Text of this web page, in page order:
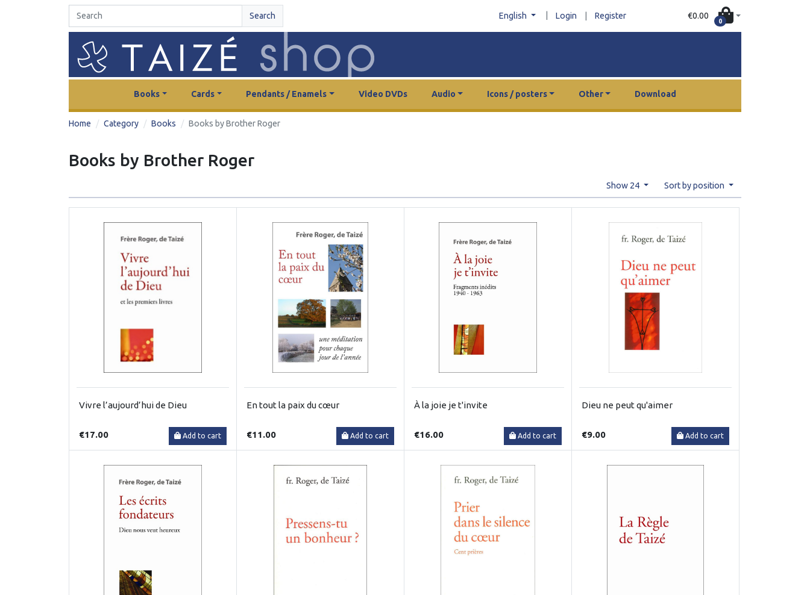
Search English Login Register €0.00
0
Books Cards Pendants / Enamels Video DVDs Audio Icons / posters Other Download
Home Category Books Books by Brother Roger
Books by Brother Roger
Show 24 Sort by position
Vivre l’aujourd’hui de Dieu
€17.00 Add to cart
En tout la paix du cœur
€11.00 Add to cart
À la joie je t'invite
€16.00 Add to cart
Dieu ne peut qu'aimer
€9.00 Add to cart